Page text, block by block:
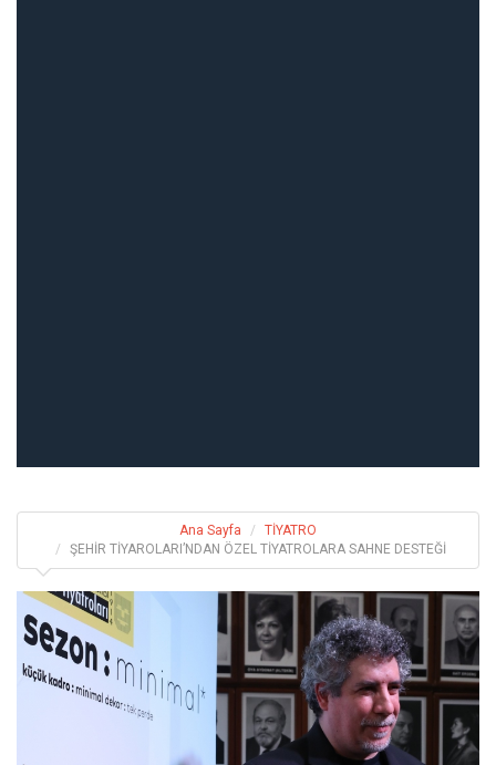
Ana Sayfa
TİYATRO
ŞEHİR TİYAROLARI’NDAN ÖZEL TİYATROLARA SAHNE DESTEĞİ